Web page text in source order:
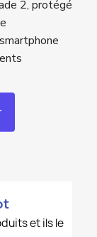
2, protégé
et ils le